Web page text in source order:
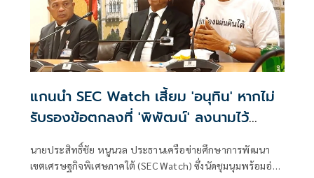
แกนนำ SEC Watch เสี้ยม 'อนุทิน' หากไม่
รับรองข้อตกลงที่ 'พิพัฒน์' ลงนามไว้
แสดงว่า 2 คนนี้หักกัน
นายประสิทธิ์ชัย หนูนวล ประธานเครือข่ายศึกษาการพัฒนา
เขตเศรษฐกิจพิเศษภาคใต้ (SEC Watch) ซึ่งนัดชุมนุมพร้อมอ่าน